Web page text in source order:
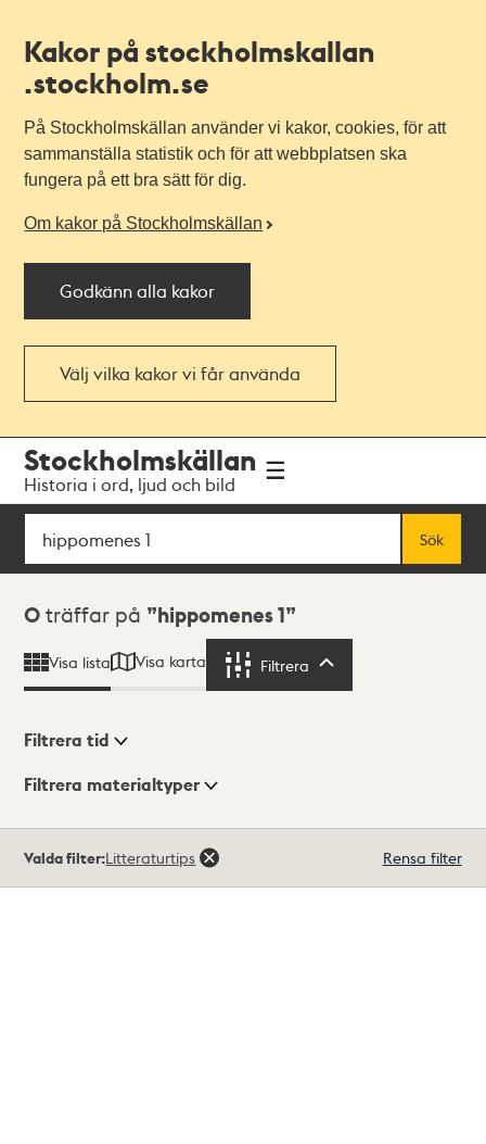
Kakor på stockholmskallan
.stockholm.se
På Stockholmskällan använder vi kakor, cookies, för att
sammanställa statistik och för att webbplatsen ska
fungera på ett bra sätt för dig.
Om kakor på Stockholmskällan
Godkänn alla kakor
Välj vilka kakor vi får använda
navigationen
huvudinnehållet
Stockholmskällan
Historia i ord, ljud och bild
Sök
Sök
Sökresultat
0 träffar på hippomenes 1
Visa lista Visa karta Filtrera
Visningsläge
Filtrera tid
Filtrera materialtyper
träffar
Valda filter:Litteraturtips Rensa filter